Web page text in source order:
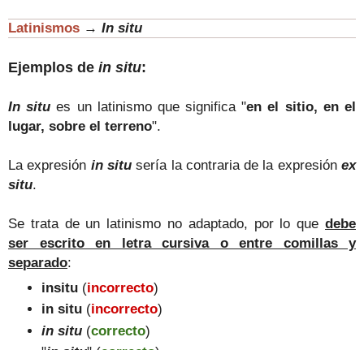
Latinismos → In situ
Ejemplos de in situ:
In situes un latinismo que significa "en el sitio, en el
lugar, sobre el terreno".
La expresión in situsería la contraria de la expresiónex
situ.
Se trata de un latinismo no adaptado, por lo que debe
ser escrito en letra cursiva o entre comillas y
separado:
insitu (incorrecto)
in situ (incorrecto)
in situ (correcto)